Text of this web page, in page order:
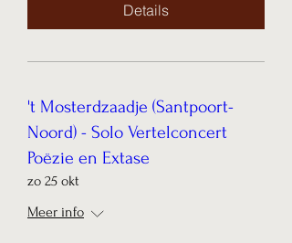
Details
't Mosterdzaadje (Santpoort-
Noord) - Solo Vertelconcert
Poëzie en Extase
zo 25 okt
Meer info